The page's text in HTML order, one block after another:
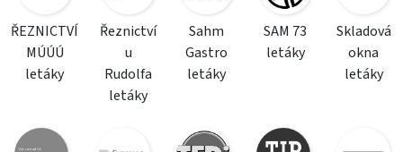
ŘEZNICTVÍ
MÚÚÚ
letáky
Řeznictví
u
Rudolfa
letáky
Sahm
Gastro
letáky
SAM 73
letáky
Skladová
okna
letáky